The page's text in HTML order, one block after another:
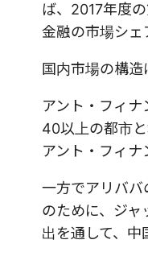
ば、2017年度
金融の市場シェ
国内市場の構造
アント・フィ
40以上の都市
アント・フィナ
一方でアリバ
のために、ジ
出を通して、中